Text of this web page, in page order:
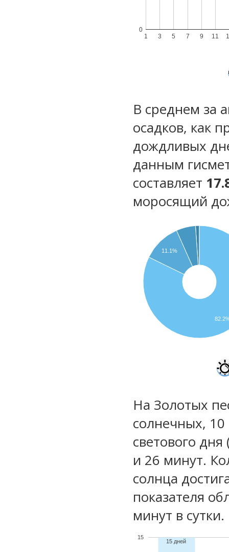
1 3 5 7 9 11
0
В среднем за
осадков, как
дождливых
данным
составляет
моросящий
11.1%
На Золотых
солнечных,
светового дня
и 26 минут.
солнца
показателя
минут в сутки.
15
15 дней